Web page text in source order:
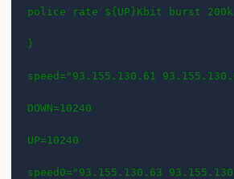
police rate ${UP}Kbit burst
}
speed="93.155.130.61
DOWN=10240
UP=10240
speed0="93.155.130.63